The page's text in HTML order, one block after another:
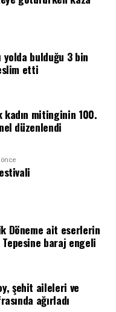
gösterilen
başkanlığında
kazı çalışmalarında
atölyesi bulunmuştu.
yerleşim yerinin
Tepesi’nin ise
olduğu tahmin
gibi eserler
yolda bulduğu 3 bin
etti
kadın mitinginin 100.
düzenlendi
önce
Döneme ait eserlerin
baraj engeli
şehit aileleri ve
ağırladı